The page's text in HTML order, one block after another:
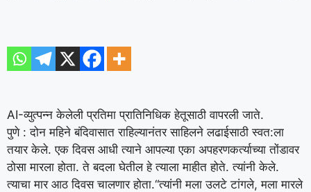
AI-व्युत्पन्न केलेली प्रतिमा प्रातिनिधिक हेतूसाठी वापरली जाते.
पुणे : दोन महिने बंदिवासात राहिल्यानंतर साहिलने लढाईसाठी स्वत:ला
तयार केले. एक दिवस आधी त्याने आपल्या एका अपहरणकर्त्याच्या तोंडावर
ठोसा मारला होता. ते बदला घेतील हे त्याला माहीत होते. त्यांनी केले.
त्याचा मार आठ दिवस चालणार होता.“त्यांनी मला उलटे टांगले, मला मारले